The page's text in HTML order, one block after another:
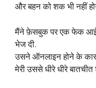
और बहन को शक भी नहीं
मैंने फ़ेसबुक पर एक फेक
भेज दी.
उसने ऑनलाइन होने के
मेरी उससे धीरे धीरे